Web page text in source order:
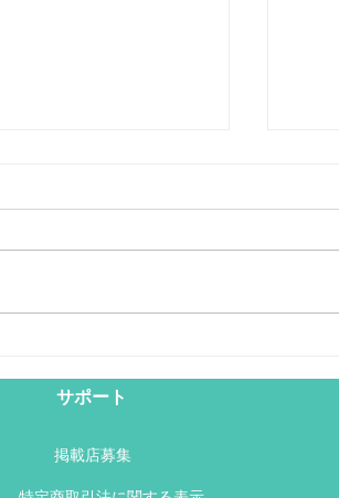
クリスマスプレゼント。
体験で想い出を 広島
」からクリスマスプレゼ
ったりのものを集めまし
（
サポート
掲載店募集